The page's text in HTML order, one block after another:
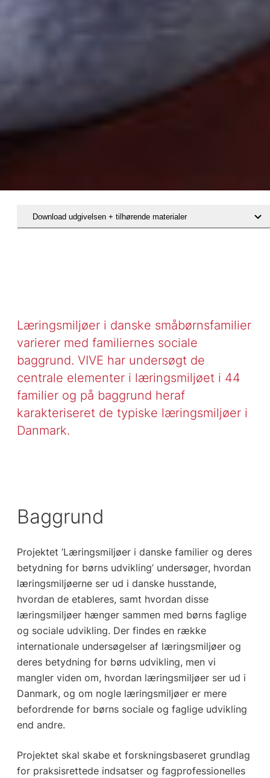
Download udgivelsen + tilhørende materialer
Hent rapporten Læringsmiljøer i danske familier
Læringsmiljøer i danske småbørnsfamilier
varierer med familiernes sociale
baggrund. VIVE har undersøgt de
centrale elementer i læringsmiljøet i 44
familier og på baggrund heraf
karakteriseret de typiske læringsmiljøer i
Danmark.
Baggrund
Projektet ’Læringsmiljøer i danske familier og deres
betydning for børns udvikling’ undersøger, hvordan
læringsmiljøerne ser ud i danske husstande,
hvordan de etableres, samt hvordan disse
læringsmiljøer hænger sammen med børns faglige
og sociale udvikling. Der findes en række
internationale undersøgelser af læringsmiljøer og
deres betydning for børns udvikling, men vi
mangler viden om, hvordan læringsmiljøer ser ud i
Danmark, og om nogle læringsmiljøer er mere
befordrende for børns sociale og faglige udvikling
end andre.
Projektet skal skabe et forskningsbaseret grundlag
for praksisrettede indsatser og fagprofessionelles